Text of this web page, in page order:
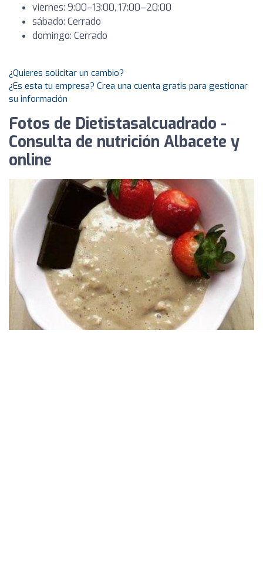
viernes: 9:00–13:00, 17:00–20:00
sábado: Cerrado
domingo: Cerrado
¿Quieres solicitar un cambio?
¿Es esta tu empresa? Crea una cuenta gratis para gestionar
su información
Fotos de Dietistasalcuadrado -
Consulta de nutrición Albacete y
online